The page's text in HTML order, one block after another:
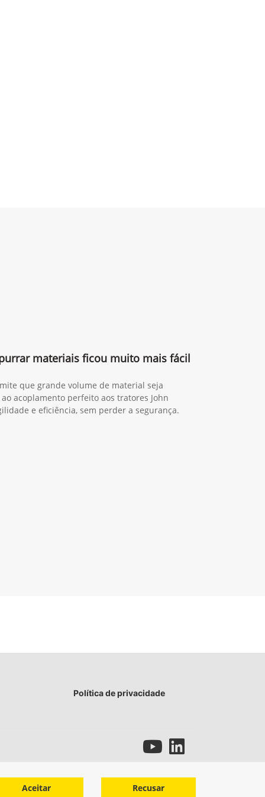
materiais ficou muito mais fácil
que grande volume de material seja
acoplamento perfeito aos tratores John
e eficiência, sem perder a segurança.
Política de privacidade
Aceitar Recusar